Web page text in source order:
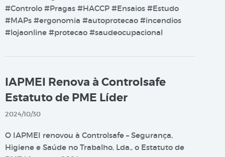
#Controlo #Pragas #HACCP #Ensaios #Estudo
#MAPs #ergonomia #autoprotecao #incendios
#lojaonline #protecao #saudeocupacional
IAPMEI Renova à Controlsafe
Estatuto de PME Líder
2024/10/30
O IAPMEI renovou à Controlsafe – Segurança,
Higiene e Saúde no Trabalho, Lda., o Estatuto de